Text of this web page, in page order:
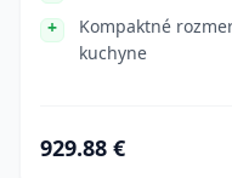
Kompaktné
kuchyne
929.88 €